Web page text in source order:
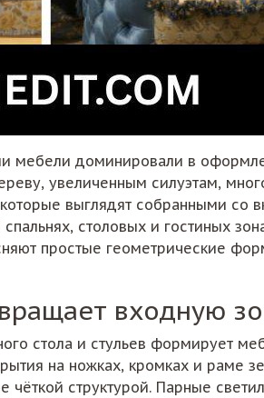
мебели доминировали в
увеличенным силуэтам,
выглядят собранными
столовых и гостиных
простые геометрические
входную
стола и стульев формирует
на ножках, кромках и раме
чёткой структурой. Парные